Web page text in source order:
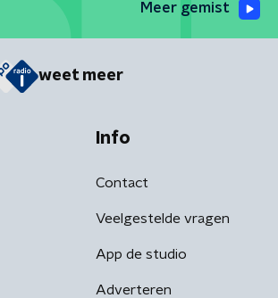
Meer gemist
weet meer
Info
Contact
Veelgestelde vragen
App de studio
Adverteren